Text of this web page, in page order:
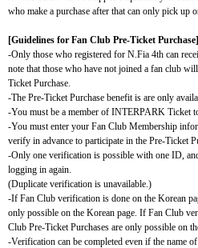
who make a purchase after that can only pick up
[Guidelines for Fan Club Pre-Ticket Purchase]
-Only those who registered for N.Fia 4th can
note that those who have not joined a fan club
Ticket Purchase.
-The Pre-Ticket Purchase benefit is are only
-You must be a member of INTERPARK Ticket
-You must enter your Fan Club Membership
verify in advance to participate in the Pre-Ticket
-Only one verification is possible with one ID,
logging in again.
(Duplicate verification is unavailable.)
-If Fan Club verification is done on the Korean
only possible on the Korean page. If Fan Club
Club Pre-Ticket Purchases are only possible on
-Verification can be completed even if the name